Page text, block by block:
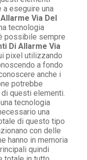
eseguire una
Via Del
tecnologia
possibile sempre
Di Allarme Via
pixel utilizzando
a fondo
anche i
potrebbe
questi elementi.
tecnologia
una
di questo tipo
con delle
hanno in memoria
quindi